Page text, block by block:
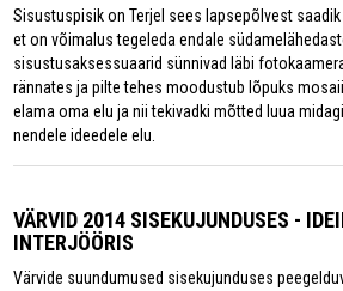
Sisustuspisik on Terjel sees lapsepõlvest
et on võimalus tegeleda endale
sisustusaksessuaarid sünnivad läbi
rännates ja pilte tehes moodustub lõpuks
elama oma elu ja nii tekivadki mõtted luua
nendele ideedele elu.
VÄRVID 2014 SISEKUJUNDUSES -
INTERJÖÖRIS
Värvide suundumused sisekujunduses